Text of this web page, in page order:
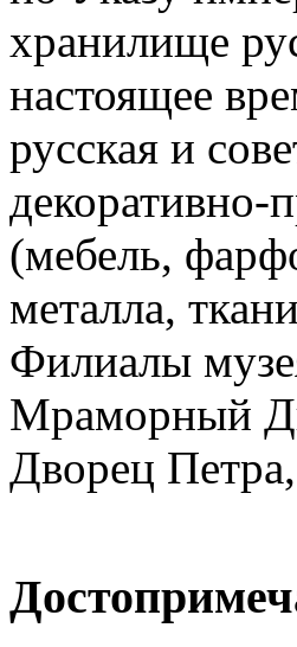
хранилище
настоящее
русская и
декоративно-
(мебель,
металла,
Филиалы
Мраморный
Дворец